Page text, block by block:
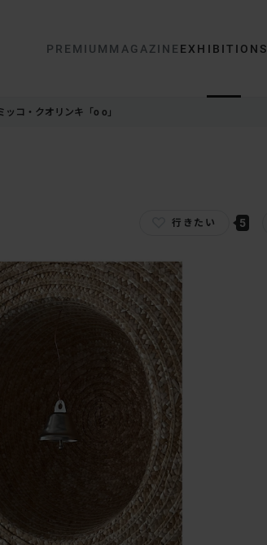
PREMIUM MAGAZINE EXHIBITIONS
ッコ・クオリンキ「o o」
行きたい 5